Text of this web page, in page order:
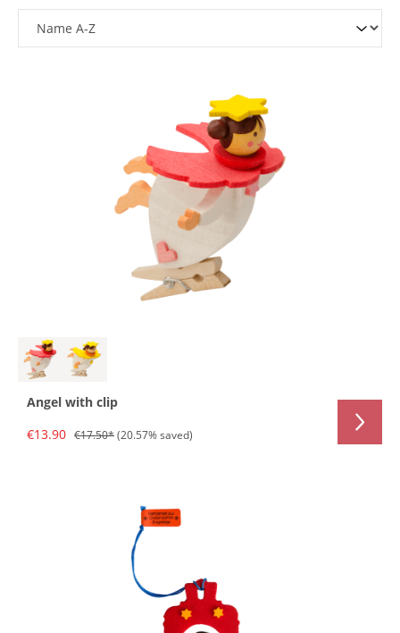
Angel with clip
€13.90 €17.50*(20.57% saved)